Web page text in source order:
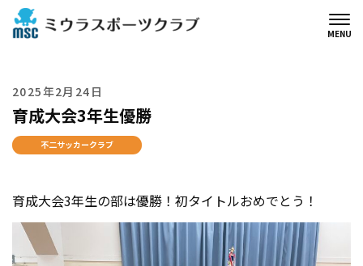
MENU
2025年2月24日
育成大会3年生優勝
不二サッカークラブ
育成大会3年生の部は優勝！初タイトルおめでとう！